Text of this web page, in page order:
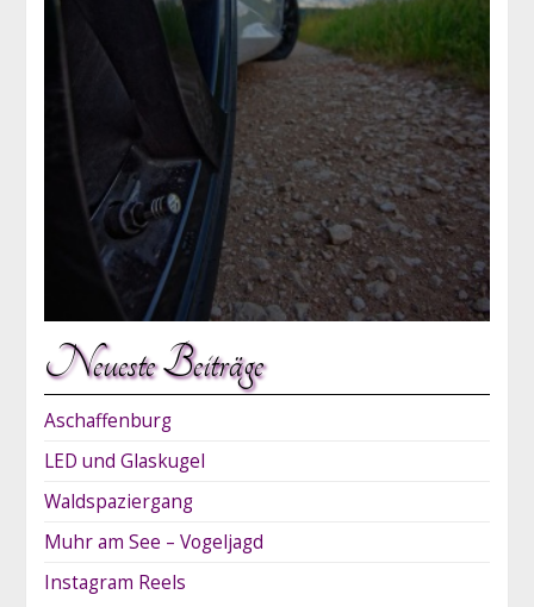
Neueste Beiträge
Aschaffenburg
LED und Glaskugel
Waldspaziergang
Muhr am See – Vogeljagd
Instagram Reels